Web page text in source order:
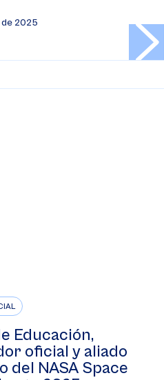
2025
Educación,
oficial y aliado
del NASA Space